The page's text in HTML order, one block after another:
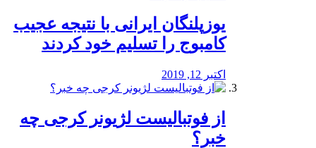
یوزپلنگان ایرانی با نتیجه عجیب
کامبوج را تسلیم خود کردند
اکتبر 12, 2019
از فوتبالیست لژیونر کرجی چه
خبر؟